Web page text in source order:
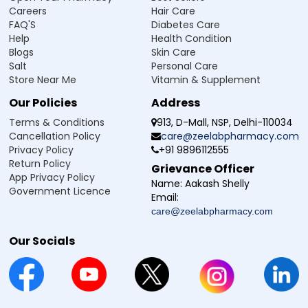
Careers
FAQ'S
Help
Blogs
Salt
Store Near Me
Hair Care
Diabetes Care
Health Condition
Skin Care
Personal Care
Vitamin & Supplement
Our Policies
Terms & Conditions
Cancellation Policy
Privacy Policy
Return Policy
App Privacy Policy
Government Licence
Address
913, D-Mall, NSP, Delhi-110034
care@zeelabpharmacy.com
+91 9896112555
Grievance Officer
Name: Aakash Shelly
Email:
care@zeelabpharmacy.com
Our Socials